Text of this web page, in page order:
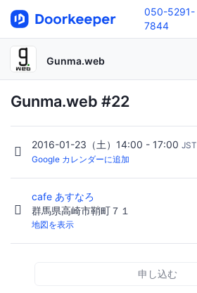
050-5291-
7844
Gunma.web
Gunma.web #22
2016-01-23（土）14:00 - 17:00 JST
Google カレンダーに追加
cafe あすなろ
群馬県高崎市鞘町７１
地図を表示
申し込む